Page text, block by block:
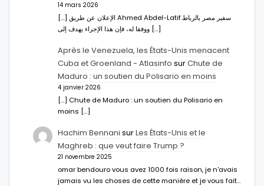
14 mars 2026
[…] الإعلان عن طريق Ahmed Abdel-Latifسفير مصر بالرباط.
ووفقا له، فإن هذا الإجراء يهدف إلى […]
Après le Venezuela, les États-Unis menacent
Cuba et Groenland - Atlasinfo surChute de
Maduro : un soutien du Polisario en moins
4 janvier 2026
[…] Chute de Maduro : un soutien du Polisario en
moins […]
Hachim Bennani surLes États-Unis et le
Maghreb : que veut faire Trump ?
21 novembre 2025
omar bendouro vous avez 1000 fois raison, je n'avais
jamais vu les choses de cette manière et je vous fait…